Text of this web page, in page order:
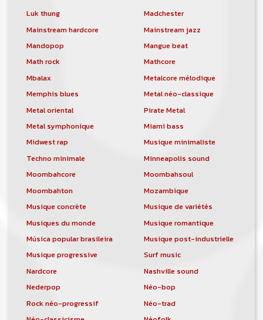
Luk thung
Madchester
Mainstream hardcore
Mainstream jazz
Mandopop
Mangue beat
Math rock
Mathcore
Mbalax
Metalcore mélodique
Memphis blues
Metal néo-classique
Metal oriental
Pirate Metal
Metal symphonique
Miami bass
Midwest rap
Musique minimaliste
Techno minimale
Minneapolis sound
Moombahcore
Moombahsoul
Moombahton
Mozambique
Musique concrète
Musique de variétés
Musiques du monde
Musique romantique
Música popular brasileira
Musique post-industrielle
Musique progressive
Surf music
Nardcore
Nashville sound
Nederpop
Néo-bop
Rock néo-progressif
Néo-trad
Un nouveau service de petites annonces
pour musicien vous est proposé sur le
site. Ce service permet, lorsque vous
êtes musiciens ou un groupe, un
orchestre, DJ, etc... de chercher un/des